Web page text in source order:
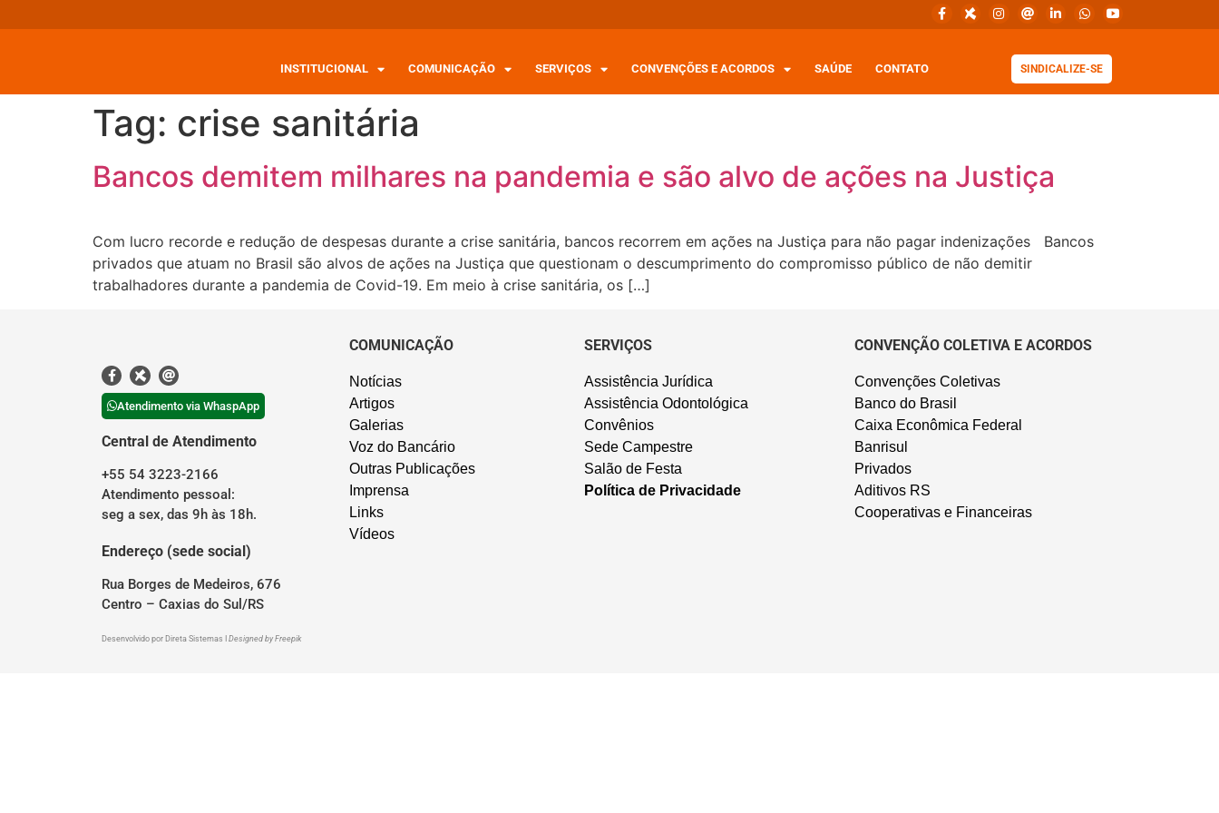
INSTITUCIONAL COMUNICAÇÃO SERVIÇOS CONVENÇÕES E ACORDOS SAÚDE CONTATO SINDICALIZE-SE
Tag: crise sanitária
Bancos demitem milhares na pandemia e são alvo de ações na Justiça
Com lucro recorde e redução de despesas durante a crise sanitária, bancos recorrem em ações na Justiça para não pagar indenizações Bancos
privados que atuam no Brasil são alvos de ações na Justiça que questionam o descumprimento do compromisso público de não demitir
trabalhadores durante a pandemia de Covid-19. Em meio à crise sanitária, os […]
Atendimento via WhaspApp
Central de Atendimento
+55 54 3223-2166
Atendimento pessoal:
seg a sex, das 9h às 18h.
Endereço (sede social)
Rua Borges de Medeiros, 676
Centro – Caxias do Sul/RS
Desenvolvido por Direta Sistemas Designed by Freepik
COMUNICAÇÃO
Notícias
Artigos
Galerias
Voz do Bancário
Outras Publicações
Imprensa
Links
Vídeos
SERVIÇOS
Assistência Jurídica
Assistência Odontológica
Convênios
Sede Campestre
Salão de Festa
Política de Privacidade
CONVENÇÃO COLETIVA E ACORDOS
Convenções Coletivas
Banco do Brasil
Caixa Econômica Federal
Banrisul
Privados
Aditivos RS
Cooperativas e Financeiras